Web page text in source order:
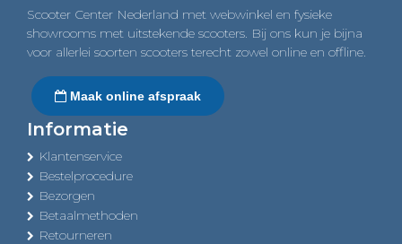
Scooter Center Nederland met webwinkel en fysieke
showrooms met uitstekende scooters. Bij ons kun je bijna
voor allerlei soorten scooters terecht zowel online en offline.
Maak online afspraak
Informatie
Klantenservice
Bestelprocedure
Bezorgen
Betaalmethoden
Retourneren